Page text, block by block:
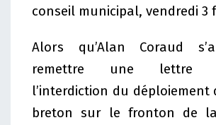
conseil municipal, vendredi 3
Alors qu’Alan Coraud
remettre une lettre
l’interdiction du déploiement
breton sur le fronton de